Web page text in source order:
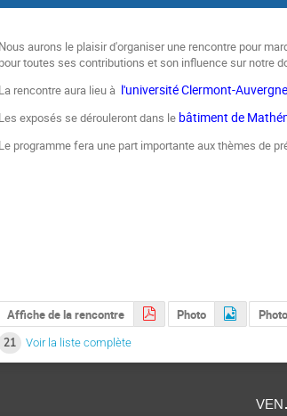
Nous aurons le plaisir d'organiser une rencontre pour
pour toutes ses contributions et son influence sur notre
La rencontre aura lieu à l'université Clermont-
Les exposés se dérouleront dans le bâtiment de
Le programme fera une part importante aux thèmes de
Affiche de la rencontre Photo
21 Voir la liste complète